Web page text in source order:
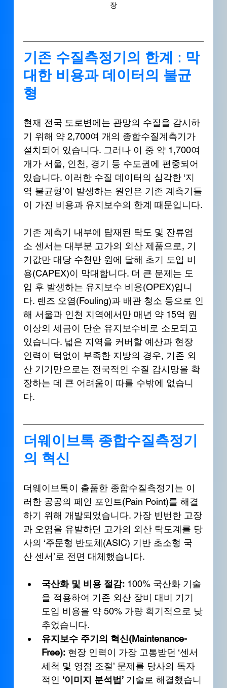
장
기존 수질측정기의 한계 : 막
대한 비용과 데이터의 불균
형
현재 전국 도로변에는 관망의 수질을 감시하
기 위해 약 2,700여 개의 종합수질계측기가
설치되어 있습니다. 그러나 이 중 약 1,700여
개가 서울, 인천, 경기 등 수도권에 편중되어
있습니다. 이러한 수질 데이터의 심각한 ‘지
역 불균형’이 발생하는 원인은 기존 계측기들
이 가진 비용과 유지보수의 한계 때문입니다.
기존 계측기 내부에 탑재된 탁도 및 잔류염
소 센서는 대부분 고가의 외산 제품으로, 기
기값만 대당 수천만 원에 달해 초기 도입 비
용(CAPEX)이 막대합니다. 더 큰 문제는 도
입 후 발생하는 유지보수 비용(OPEX)입니
다. 렌즈 오염(Fouling)과 배관 청소 등으로 인
해 서울과 인천 지역에서만 매년 약 15억 원
이상의 세금이 단순 유지보수비로 소모되고
있습니다. 넓은 지역을 커버할 예산과 현장
인력이 턱없이 부족한 지방의 경우, 기존 외
산 기기만으로는 전국적인 수질 감시망을 확
장하는 데 큰 어려움이 따를 수밖에 없습니
다.
더웨이브톡 종합수질측정기
의 혁신
더웨이브톡이 출품한 종합수질측정기는 이
러한 공공의 페인 포인트(Pain Point)를 해결
하기 위해 개발되었습니다. 가장 빈번한 고장
과 오염을 유발하던 고가의 외산 탁도계를 당
사의 ‘주문형 반도체(ASIC) 기반 초소형 국
산 센서’로 전면 대체했습니다.
국산화 및 비용 절감: 100% 국산화 기술
을 적용하여 기존 외산 장비 대비 기기
도입 비용을 약 50% 가량 획기적으로 낮
추었습니다.
유지보수 주기의 혁신(Maintenance-
Free): 현장 인력이 가장 고통받던 ‘센서
세척 및 영점 조절’ 문제를 당사의 독자
적인 ‘이미지 분석법’ 기술로 해결했습니